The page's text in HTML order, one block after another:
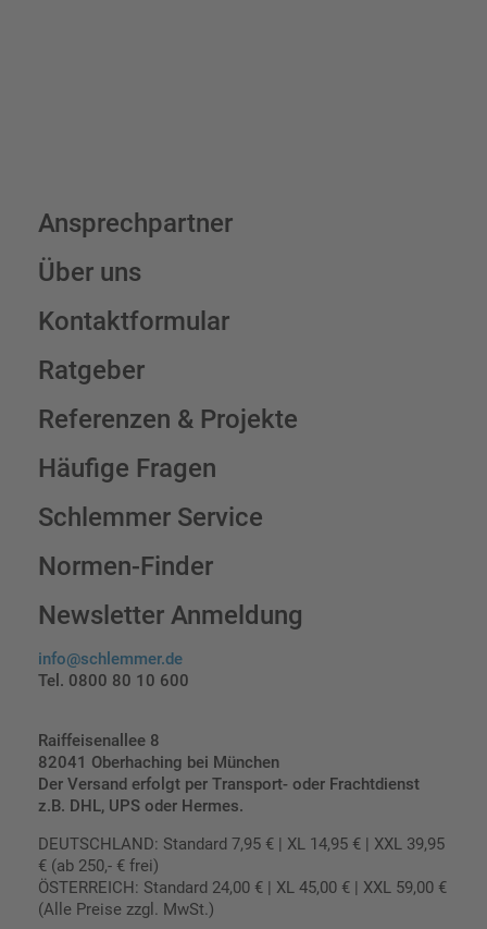
Ansprechpartner
Über uns
Kontaktformular
Ratgeber
Referenzen & Projekte
Häufige Fragen
Schlemmer Service
Normen-Finder
Newsletter Anmeldung
info@schlemmer.de
Tel. 0800 80 10 600
Raiffeisenallee 8
82041 Oberhaching bei München
Der Versand erfolgt per Transport- oder Frachtdienst
z.B. DHL, UPS oder Hermes.
DEUTSCHLAND: Standard 7,95 € | XL 14,95 € | XXL 39,95
€ (ab 250,- € frei)
ÖSTERREICH: Standard 24,00 € | XL 45,00 € | XXL 59,00 €
(Alle Preise zzgl. MwSt.)